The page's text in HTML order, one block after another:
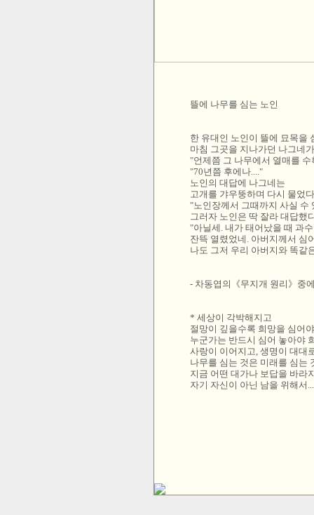
뜰에 나무를 심는 노인
한 유대인 노인이 뜰에 묘목을
마침 그곳을 지나가던 나그네
"언제쯤 그 나무에서 열매를
"70년쯤 후에나...."
노인의 대답에 나그네는
고개를 갸우뚱하며 다시 물었
"노인장께서 그때까지 사실 수
그러자 노인은 딱 잘라 대답했
"아닐세. 내가 태어났을 때 과
잔뜩 열렸었네. 아버지께서 심
나도 그저 우리 아버지와 똑같
- 차동엽의《무지개 원리》중
* 세상이 각박해지고
절망이 깊을수록 희망을 심어
누군가는 반드시 심어 놓아야
사랑이 이어지고, 생명이 대대
나무를 심는 것은 미래를 심는
지금 어떤 대가나 보답을 바라
자기 자신이 아닌 남을 위해서...